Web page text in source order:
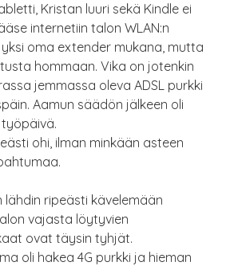
Kristan luuri sekä Kindle ei
internetiin talon WLAN:n
oma extender mukana, mutta
hommaan. Vika on jotenkin
jemmassa oleva ADSL purkki
Aamun säädön jälkeen oli
ohi, ilman minkään asteen
lähdin ripeästi kävelemään
vajasta löytyvien
ovat täysin tyhjät.
oli hakea 4G purkki ja hieman